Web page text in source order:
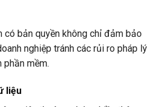
có bản quyền không chỉ đảm bảo
nghiệp tránh các rủi ro pháp lý
phần mềm.
liệu